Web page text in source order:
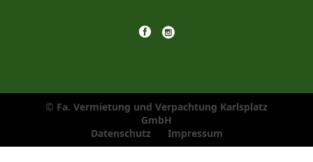
© Fa. Vermietung und Verpachtung Karlsplatz
GmbH
Navigation
überspringen
Datenschutz Impressum